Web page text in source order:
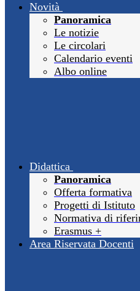
Novità
Panoramica
Le notizie
Le circolari
Calendario eventi
Albo online
Didattica
Panoramica
Offerta formativa
Progetti di Istituto
Normativa di
Erasmus +
Area Riservata Docenti